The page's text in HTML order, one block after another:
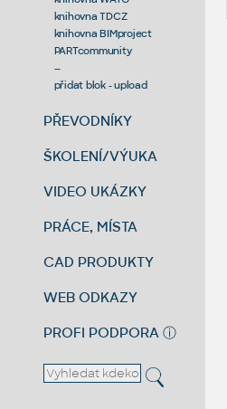
knihovna TDCZ
knihovna BIMproject
PARTcommunity
--
přidat blok - upload
PŘEVODNÍKY
ŠKOLENÍ/VÝUKA
VIDEO UKÁZKY
PRÁCE, MÍSTA
CAD PRODUKTY
WEB ODKAZY
PROFI PODPORA ⓘ